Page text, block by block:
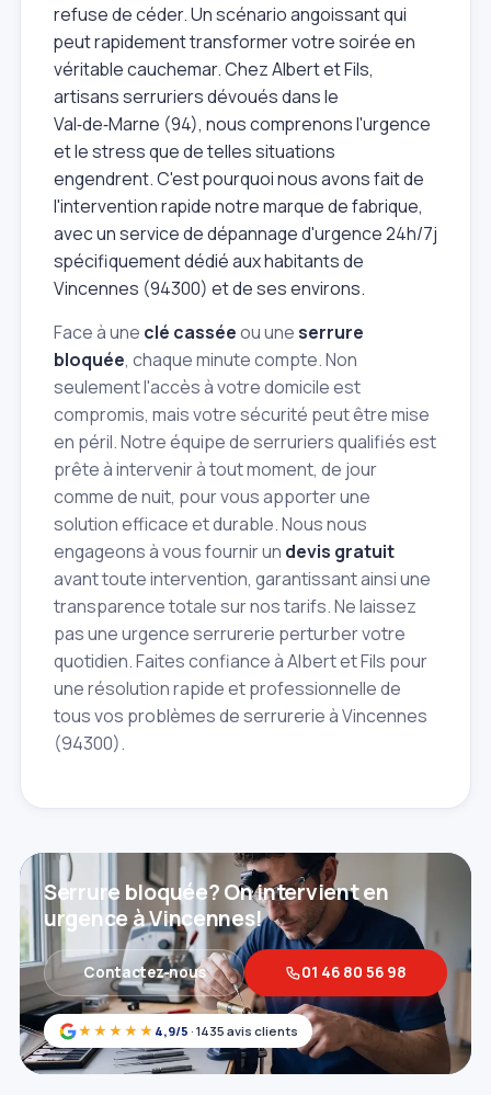
refuse de céder. Un scénario angoissant qui
peut rapidement transformer votre soirée en
véritable cauchemar. Chez Albert et Fils,
artisans serruriers dévoués dans le
Val‑de‑Marne (94), nous comprenons l'urgence
et le stress que de telles situations
engendrent. C'est pourquoi nous avons fait de
l'intervention rapide notre marque de fabrique,
avec un service de dépannage d'urgence 24h/7j
spécifiquement dédié aux habitants de
Vincennes (94300) et de ses environs.
Face à une clé casséeou uneserrure
bloquée, chaque minute compte. Non
seulement l'accès à votre domicile est
compromis, mais votre sécurité peut être mise
en péril. Notre équipe de serruriers qualifiés est
prête à intervenir à tout moment, de jour
comme de nuit, pour vous apporter une
solution efficace et durable. Nous nous
engageons à vous fournir un devis gratuit
avant toute intervention, garantissant ainsi une
transparence totale sur nos tarifs. Ne laissez
pas une urgence serrurerie perturber votre
quotidien. Faites confiance à Albert et Fils pour
une résolution rapide et professionnelle de
tous vos problèmes de serrurerie à Vincennes
(94300).
★★★★★ 4,9/5 · 1435 avis clients
Serrure bloquée? On intervient en
urgence à Vincennes!
Contactez‑nous 01 46 80 56 98